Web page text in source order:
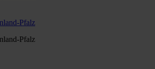
Pfalz
Pfalz